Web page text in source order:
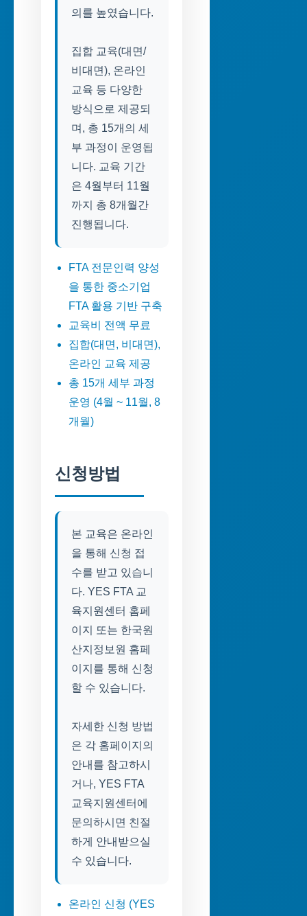
의를 높였습니다.
집합 교육(대면/
비대면), 온라인
교육 등 다양한
방식으로 제공되
며, 총 15개의 세
부 과정이 운영됩
니다. 교육 기간
은 4월부터 11월
까지 총 8개월간
진행됩니다.
FTA 전문인력 양성
을 통한 중소기업
FTA 활용 기반 구축
교육비 전액 무료
집합(대면, 비대면),
온라인 교육 제공
총 15개 세부 과정
운영 (4월 ~ 11월, 8
개월)
신청방법
본 교육은 온라인
을 통해 신청 접
수를 받고 있습니
다. YES FTA 교
육지원센터 홈페
이지 또는 한국원
산지정보원 홈페
이지를 통해 신청
할 수 있습니다.
자세한 신청 방법
은 각 홈페이지의
안내를 참고하시
거나, YES FTA
교육지원센터에
문의하시면 친절
하게 안내받으실
수 있습니다.
온라인 신청 (YES